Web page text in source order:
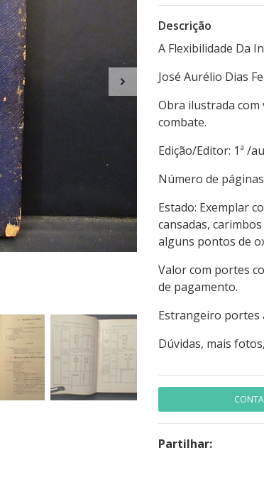
Descrição
A Flexibilidade Da
José Aurélio Dias
Obra ilustrada com
combate.
Edição/
Número de
Estado: Exemplar
cansadas,
alguns pontos de
Valor com portes
de pagamento.
Estrangeiro portes
Dúvidas, mais
Partilhar: